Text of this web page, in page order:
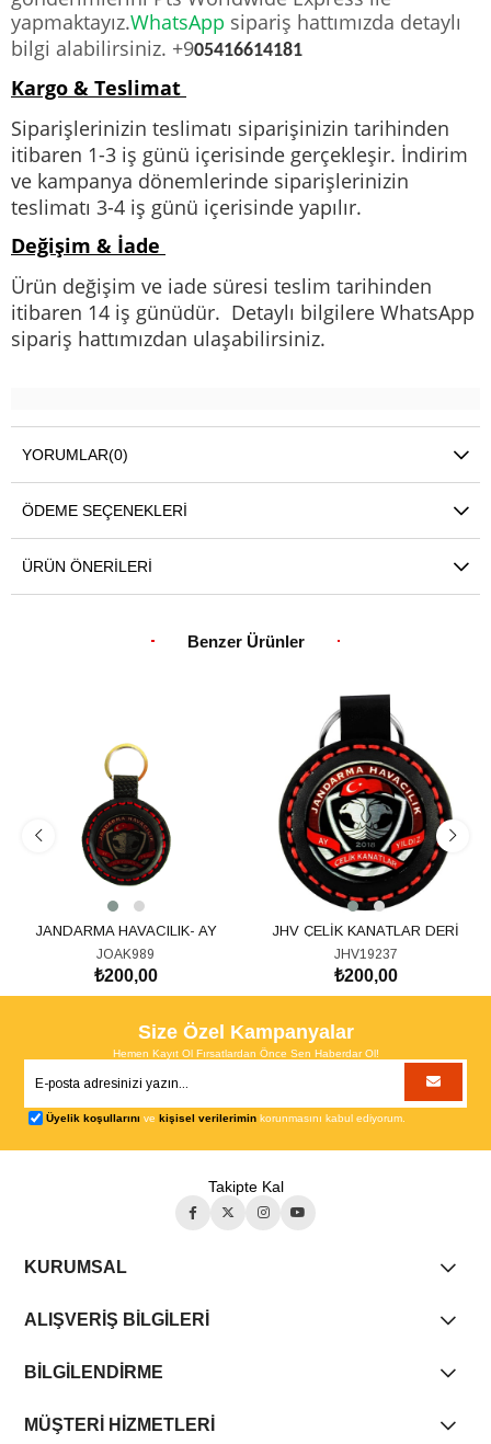
yapmaktayız.WhatsApp sipariş hattımızda detaylı
bilgi alabilirsiniz. +905416614181
Kargo & Teslimat
Siparişlerinizin teslimatı siparişinizin tarihinden
itibaren 1-3 iş günü içerisinde gerçekleşir. İndirim
ve kampanya dönemlerinde siparişlerinizin
teslimatı 3-4 iş günü içerisinde yapılır.
Değişim & İade
Ürün değişim ve iade süresi teslim tarihinden
itibaren 14 iş günüdür. Detaylı bilgilere WhatsApp
sipariş hattımızdan ulaşabilirsiniz.
YORUMLAR(0)
ÖDEME SEÇENEKLERI
ÜRÜN ÖNERILERI
Benzer Ürünler
JANDARMA HAVACILIK- AY
YILDIZ ÇELİK KANATLAR DERİ
METAL ANAHTARLIK
JOAK989
₺200,00
SEPETE EKLE
JHV ÇELİK KANATLAR DERİ
ANAHTARLIK
JHV19237
₺200,00
SEPETE EKLE
Size Özel Kampanyalar
Hemen Kayıt Ol Fırsatlardan Önce Sen Haberdar Ol!
Üyelik koşullarını vekişisel verilerimin korunmasını kabul ediyorum.
Takipte Kal
KURUMSAL
ALIŞVERİŞ BİLGİLERİ
BİLGİLENDİRME
MÜŞTERİ HİZMETLERİ